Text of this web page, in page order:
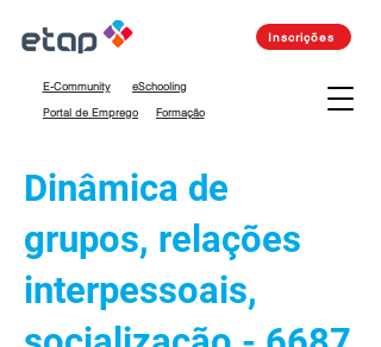
eSchooling
E-Community
Portal de Emprego
Formação
Inscrições
Dinâmica de
grupos, relações
interpessoais,